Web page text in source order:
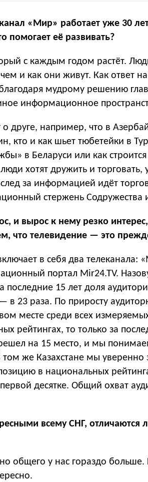
«Мир» работает уже 30
помогает её развивать?
с каждым годом растёт.
и как они живут. Как ответ
мудрому решению
информационное
о друге, например, что в
кто и как шьет тюбетейки в
в Беларуси или как строится
хотят дружить и торговать,
за информацией идёт
стержень Содружества
и вырос к нему резко интерес,
что телевидение — это
в себя два телеканала:
портал Mir24.TV.
последние 15 лет доля
в 23 раза. По приросту
месте среди всех
рейтингах, то только за
на 15 место, и мы
же Казахстане мы уверенно
в национальных
десятке. Общий охват
всему СНГ, отличаются
но общего у нас гораздо